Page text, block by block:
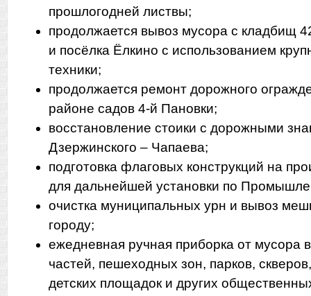
прошлогодней листвы;
продолжается вывоз мусора с кладбищ
и посёлка Ёлкино с использованием
техники;
продолжается ремонт дорожного
районе садов 4-й Пановки;
восстановление стоики с дорожными
Дзержинского – Чапаева;
подготовка флаговых конструкций на
для дальнейшей установки по
очистка муниципальных урн и вывоз
городу;
ежедневная ручная приборка от мусора
частей, пешеходных зон, парков,
детских площадок и других